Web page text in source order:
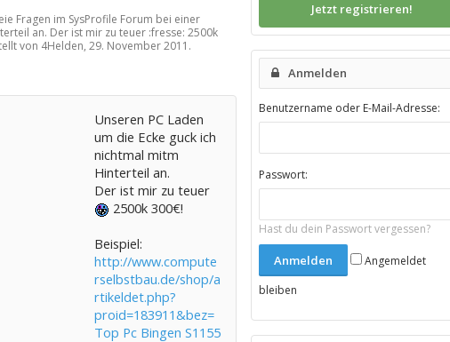
Fragen im SysProfile Forum bei einer
an. Der ist mir zu teuer :fresse: 2500k
von 4Helden, 29. November 2011 .
Unseren PC Laden
um die Ecke guck ich
nichtmal mitm
Hinterteil an.
Der ist mir zu teuer
2500k 300€!
Beispiel:
http://www.compute
rselbstbau.de/shop/a
rtikeldet.php?
proid=183911&bez=
Top Pc Bingen S1155
Jetzt registrieren!
Anmelden
Benutzername oder E-Mail-Adresse:
Passwort:
Hast du dein Passwort vergessen?
Angemeldet
bleiben